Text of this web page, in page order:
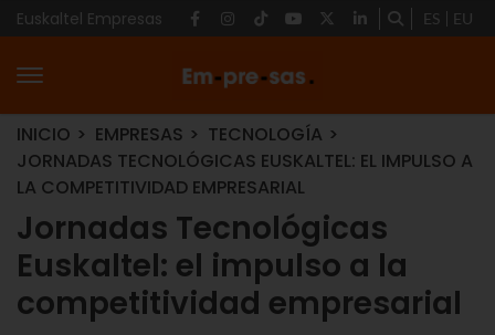
Euskaltel Empresas ES EU
INICIO EMPRESAS
TECNOLOGÍA
JORNADAS TECNOLÓGICAS EUSKALTEL: EL IMPULSO A
LA COMPETITIVIDAD EMPRESARIAL
Jornadas Tecnológicas
Euskaltel: el impulso a la
competitividad empresarial